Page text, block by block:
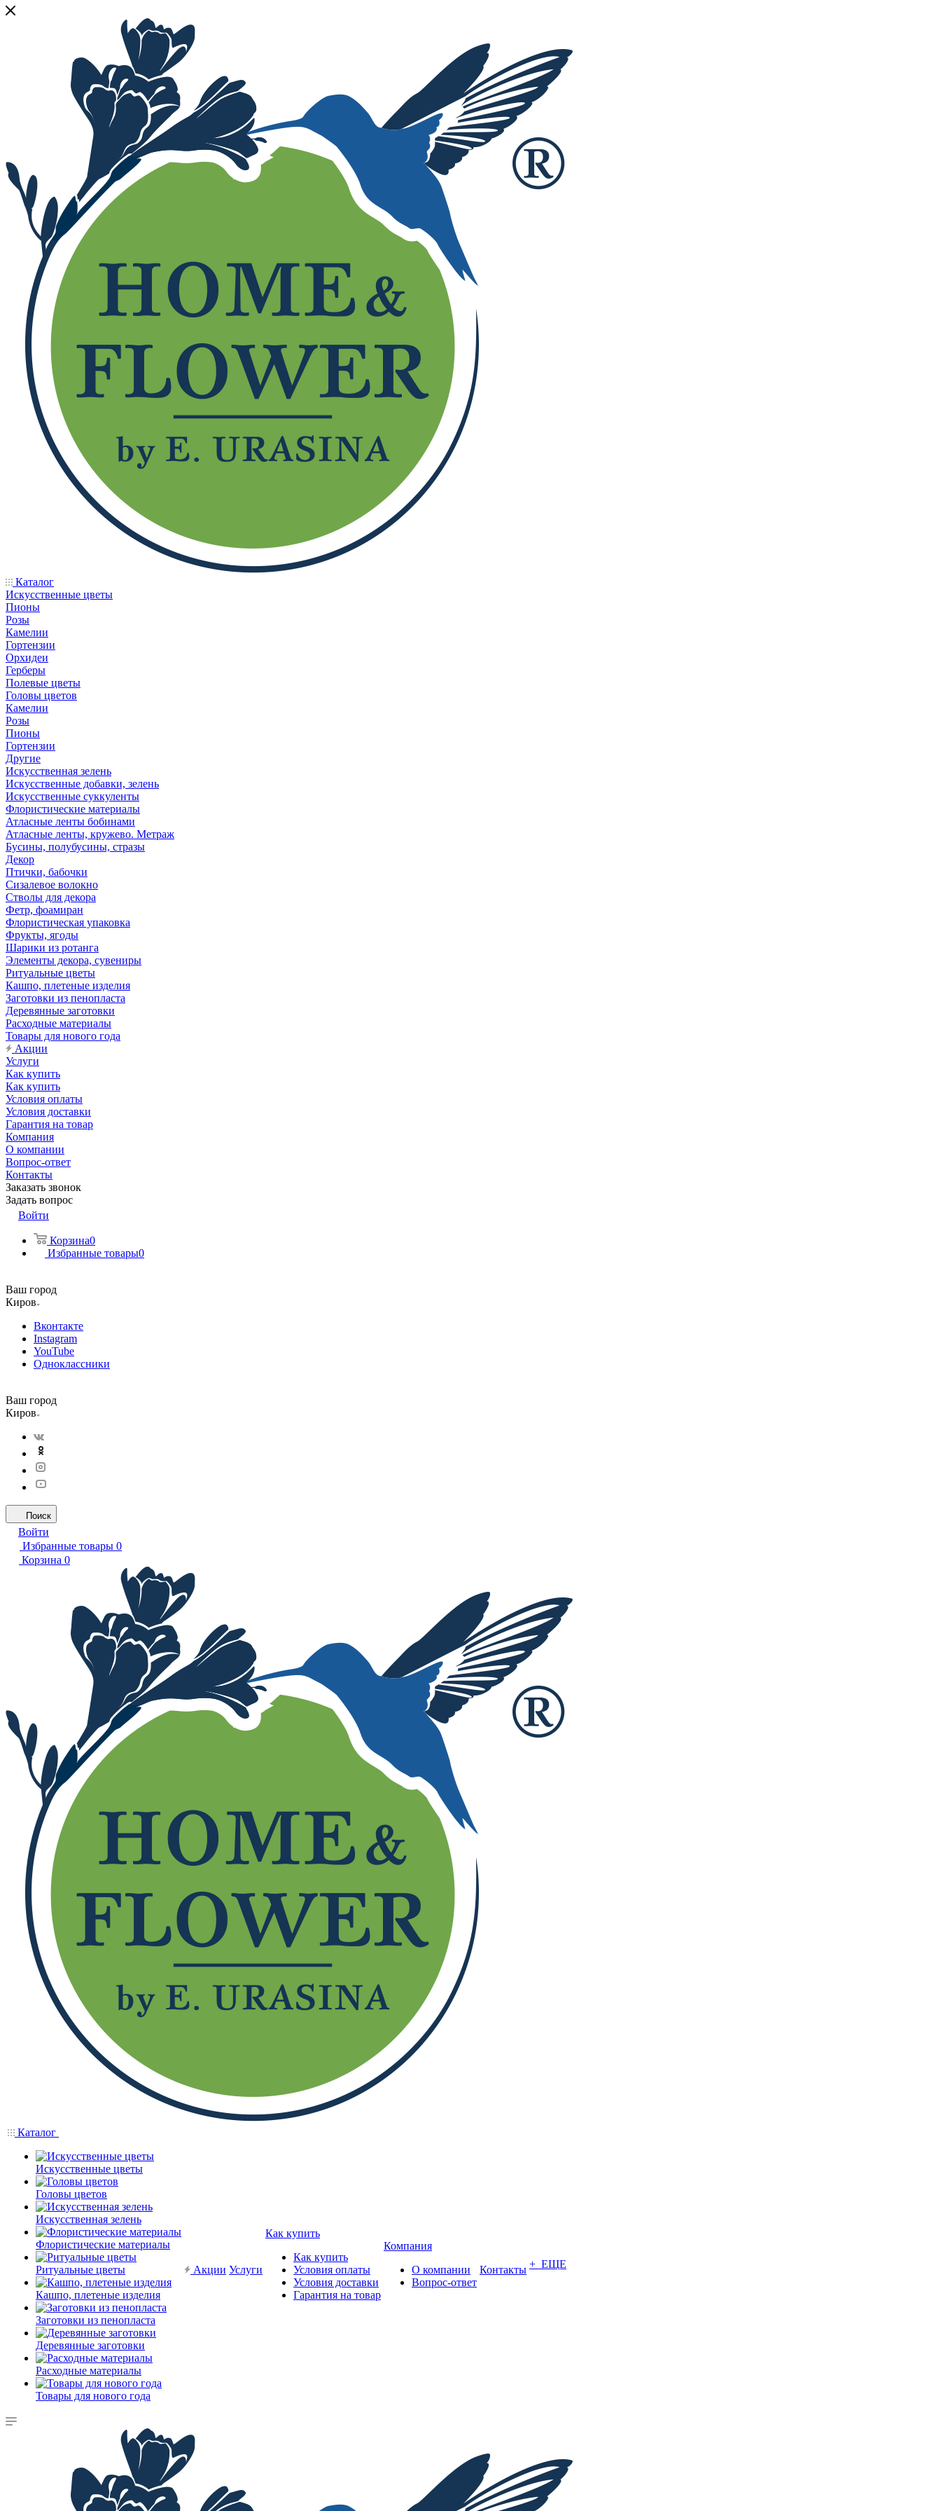
Каталог
Искусственные цветы
Пионы
Розы
Камелии
Гортензии
Орхидеи
Герберы
Полевые цветы
Головы цветов
Камелии
Розы
Пионы
Гортензии
Другие
Искусственная зелень
Искусственные добавки, зелень
Искусственные суккуленты
Флористические материалы
Атласные ленты бобинами
Атласные ленты, кружево. Метраж
Бусины, полубусины, стразы
Декор
Птички, бабочки
Сизалевое волокно
Стволы для декора
Фетр, фоамиран
Флористическая упаковка
Фрукты, ягоды
Шарики из ротанга
Элементы декора, сувениры
Ритуальные цветы
Кашпо, плетеные изделия
Заготовки из пенопласта
Деревянные заготовки
Расходные материалы
Товары для нового года
Акции
Услуги
Как купить
Как купить
Условия оплаты
Условия доставки
Гарантия на товар
Компания
О компании
Вопрос-ответ
Контакты
Заказать звонок
Задать вопрос
Войти
Корзина0
Избранные товары0
Ваш город
Киров
Вконтакте
Instagram
YouTube
Одноклассники
Ваш город
Киров
Поиск
Войти
Избранные товары 0
Корзина 0
Каталог
Искусственные цветы
Головы цветов
Искусственная зелень
Флористические материалы
Ритуальные цветы
Кашпо, плетеные изделия
Заготовки из пенопласта
Деревянные заготовки
Расходные материалы
Товары для нового года
Акции Услуги
Как купить
Как купить
Условия оплаты
Условия доставки
Гарантия на товар
Компания
О компании
Вопрос-ответ
Контакты + ЕЩЕ